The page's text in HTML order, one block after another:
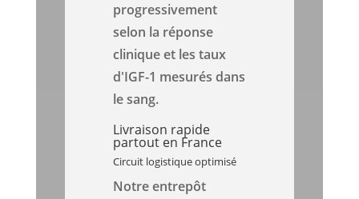
progressivement
selon la réponse
clinique et les taux
d'IGF-1 mesurés dans
le sang.
Livraison rapide
partout en France
Circuit logistique optimisé
Notre entrepôt